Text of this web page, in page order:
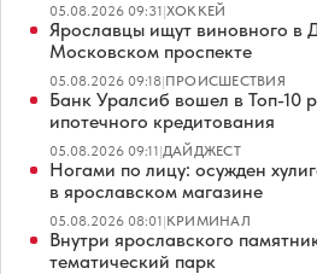
05.08.2026 09:31|ХОККЕЙ
Ярославцы ищут виновного в
Московском проспекте
05.08.2026 09:18|ПРОИСШЕСТВИЯ
Банк Уралсиб вошел в Топ-10
ипотечного кредитования
05.08.2026 09:11|ДАЙДЖЕСТ
Ногами по лицу: осужден
в ярославском магазине
05.08.2026 08:01|КРИМИНАЛ
Внутри ярославского
тематический парк